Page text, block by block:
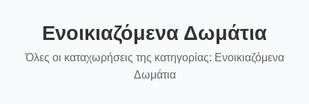
Ενοικιαζόμενα Δωμάτια
Όλες οι καταχωρήσεις της κατηγορίας: Ενοικιαζόμενα
Δωμάτια